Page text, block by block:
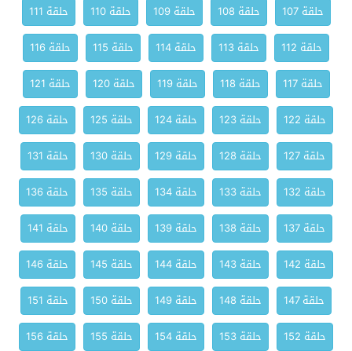
حلقة 107
حلقة 108 حلقة 109 حلقة 110
حلقة 111
حلقة 112
حلقة 113 حلقة 114 حلقة 115
حلقة 116
حلقة 117
حلقة 118 حلقة 119 حلقة 120
حلقة 121
حلقة 122
حلقة 123 حلقة 124 حلقة 125
حلقة 126
حلقة 127
حلقة 128 حلقة 129 حلقة 130
حلقة 131
حلقة 132
حلقة 133 حلقة 134 حلقة 135
حلقة 136
حلقة 137
حلقة 138 حلقة 139 حلقة 140
حلقة 141
حلقة 142
حلقة 143 حلقة 144 حلقة 145
حلقة 146
حلقة 147
حلقة 148 حلقة 149 حلقة 150
حلقة 151
حلقة 152
حلقة 153 حلقة 154 حلقة 155 حلقة 156